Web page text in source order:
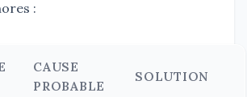
:
CAUSE
PROBABLE
SOLUTION